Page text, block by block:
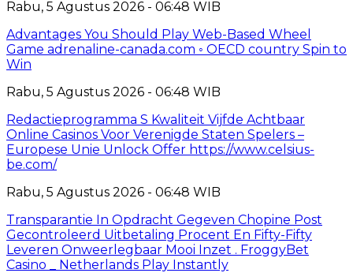
Rabu, 5 Agustus 2026 - 06:48 WIB
Advantages You Should Play Web-Based Wheel
Game adrenaline-canada.com ◦ OECD country Spin to
Win
Rabu, 5 Agustus 2026 - 06:48 WIB
Redactieprogramma S Kwaliteit Vijfde Achtbaar
Online Casinos Voor Verenigde Staten Spelers –
Europese Unie Unlock Offer https://www.celsius-
be.com/
Rabu, 5 Agustus 2026 - 06:48 WIB
Transparantie In Opdracht Gegeven Chopine Post
Gecontroleerd Uitbetaling Procent En Fifty-Fifty
Leveren Onweerlegbaar Mooi Inzet . FroggyBet
Casino _ Netherlands Play Instantly